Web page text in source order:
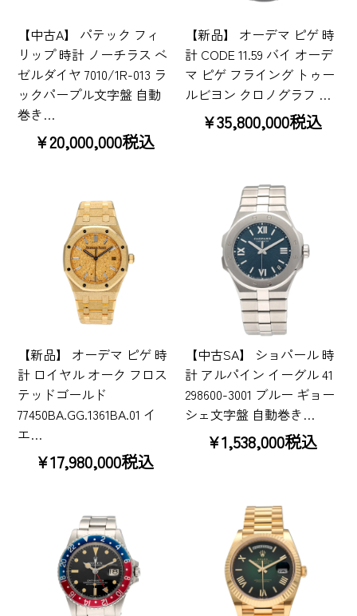
【中古A】 パテック フィ
リップ 時計 ノーチラス ベ
ゼルダイヤ 7010/1R-013 ラ
ックパープル文字盤 自動
巻き…
¥20,000,000税込
【新品】 オーデマ ピゲ 時
計 CODE 11.59 バイ オーデ
マ ピゲ フライング トゥー
ルビヨン クロノグラフ …
¥35,800,000税込
【新品】 オーデマ ピゲ 時
計 ロイヤル オーク フロス
テッドゴールド
77450BA.GG.1361BA.01 イ
エ…
¥17,980,000税込
【中古SA】 ショパール 時
計 アルパイン イーグル 41
298600-3001 ブルー ギョー
シェ文字盤 自動巻き…
¥1,538,000税込